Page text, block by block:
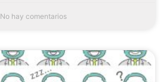
No hay comentarios